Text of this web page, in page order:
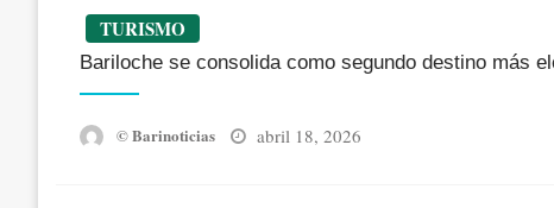
TURISMO
Bariloche se consolida como segundo destino más
© Barinoticias
Posted
abril 18, 2026